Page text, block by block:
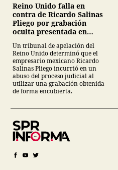
Reino Unido falla en
contra de Ricardo Salinas
Pliego por grabación
oculta presentada en
Un tribunal de apelación del
Reino Unido determinó que el
empresario mexicano Ricardo
Salinas Pliego incurrió en un
abuso del proceso judicial al
utilizar una grabación obtenida
de forma encubierta.